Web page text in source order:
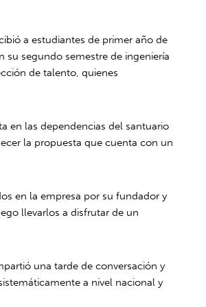
a estudiantes de primer año de
segundo semestre de ingeniería
de talento, quienes
en las dependencias del santuario
la propuesta que cuenta con un
en la empresa por su fundador y
llevarlos a disfrutar de un
una tarde de conversación y
a nivel nacional y